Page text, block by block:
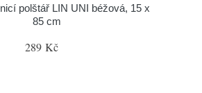
polštář LIN UNI béžová, 15 x
85 cm
289 Kč